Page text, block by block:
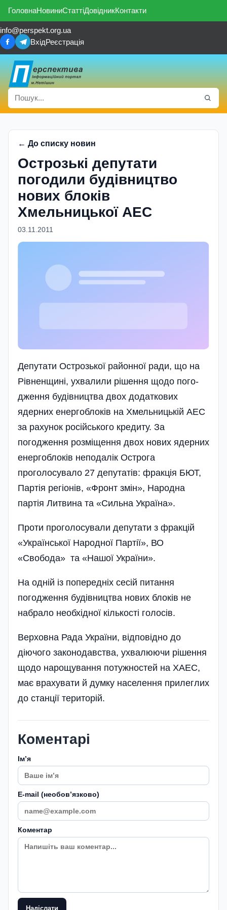
ГоловнаНовиниСтаттіДовідникКонтакти
info@perspekt.org.ua
ВхідРеєстрація
← До списку новин
Острозькі депутати
погодили будівництво
нових блоків
Хмельницької АЕС
03.11.2011
Депутати Острозької районної ради, що на
Рівненщині, ухвалили рішення щодо пого­
дження будівництва двох додаткових
ядерних енергоблоків на Хмельницькій АЕС
за рахунок російського кредиту. За
погодження розміщення двох нових ядерних
енергоблоків неподалік Острога
проголосувало 27 депутатів: фракція БЮТ,
Партія регіонів, «Фронт змін», Народна
партія Литвина та «Сильна Україна».
Проти проголосували депутати з фракцій
«Української Народної Партії», ВО
«Свобода» та «Нашої України».
На одній із попередніх сесій питання
погодження будівництва нових блоків не
набрало необхідної кількості голосів.
Верховна Рада України, відповідно до
діючого законодавства, ухвалюючи рішення
щодо нарощування потужностей на ХАЕС,
має врахувати й думку населення прилеглих
до станції територій.
Коментарі
Імʼя
E-mail (необовʼязково)
Коментар
Надіслати